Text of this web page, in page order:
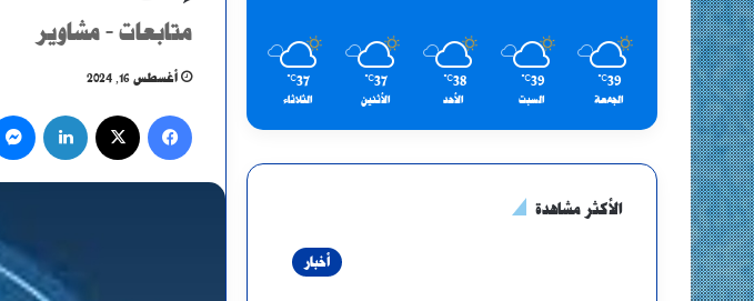
متابعات - مشاوير
أغسطس 16, 2024
فيسبوك لينكدإن
39
℃
الجمعة
39
℃
السبت
38
℃
الأحد
37
℃
الأثنين
37
℃
الثلاثاء
الأكثر مشاهدة
أخبار